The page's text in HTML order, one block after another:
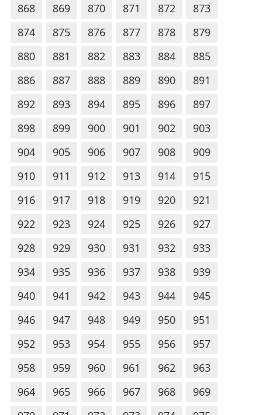
868
869 870 871 872
873
874
875 876 877 878
879
880
881 882 883 884
885
886
887 888 889 890
891
892
893 894 895 896
897
898
899 900 901 902
903
904
905 906 907 908
909
910
911 912 913 914
915
916
917 918 919 920
921
922
923 924 925 926
927
928
929 930 931 932
933
934
935 936 937 938
939
940
941 942 943 944
945
946
947 948 949 950
951
952
953 954 955 956
957
958
959 960 961 962
963
964
965 966 967 968
969